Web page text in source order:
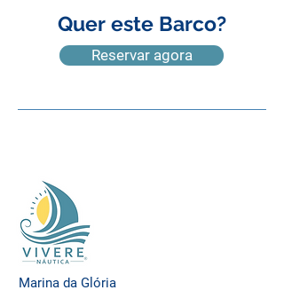
Quer este Barco?
Reservar agora
Marina da Glória